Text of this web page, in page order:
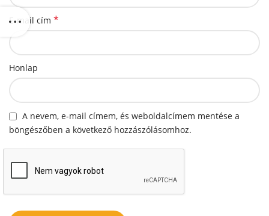
E-mail cím *
Honlap
A nevem, e-mail címem, és weboldalcímem mentése a
böngészőben a következő hozzászólásomhoz.